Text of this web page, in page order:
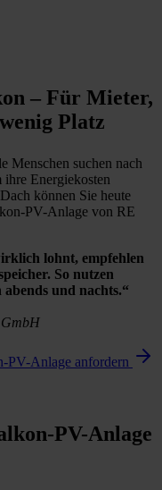
– Für Mieter,
Platz
Menschen suchen nach
ihre Energiekosten
können Sie heute
PV-Anlage von RE
lohnt, empfehlen
So nutzen
und nachts.“
PV-Anlage anfordern
PV-Anlage